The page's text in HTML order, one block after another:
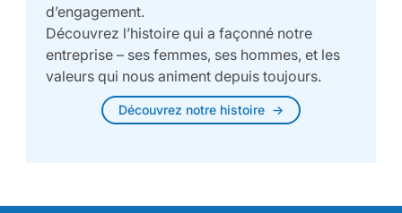
d’engagement.
Découvrez l’histoire qui a façonné notre
entreprise – ses femmes, ses hommes, et les
valeurs qui nous animent depuis toujours.
Découvrez notre histoire